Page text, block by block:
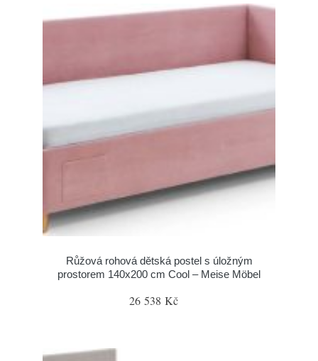
Růžová rohová dětská postel s úložným
prostorem 140x200 cm Cool – Meise Möbel
26 538 Kč